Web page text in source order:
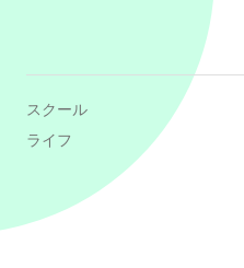
スクール
ライフ